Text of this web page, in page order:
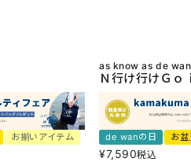
お揃いアイテム
as know as de wan
Ｎ行け行けＧｏ
de wanの日 お盆
¥7,590税込